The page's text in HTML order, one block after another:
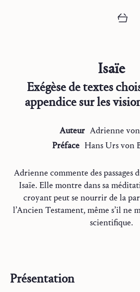
Isaïe
Exégèse de textes
appendice sur les
Auteur Adrienne
Préface Hans Ursvon
Adrienne commente des passages
Isaïe. Elle montre dans sa
croyant peut se nourrir de la
l’Ancien Testament, même s’il ne
scientifique.
Présentation